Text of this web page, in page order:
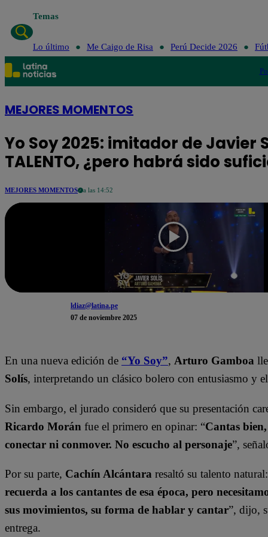
Temas
Lo último Me Caigo de Risa Perú Decide 2026
MEJORES MOMENTOS
Yo Soy 2025: imitador de Javier
TALENTO, ¿pero habrá sido
MEJORES MOMENTOS a las 14:52
ldiaz@latina.pe
07 de noviembre 2025
En una nueva edición de “Yo Soy”, Arturo Gamboa
Solís, interpretando un clásico bolero con entusiasmo y
Sin embargo, el jurado consideró que su presentación
Ricardo Morán fue el primero en opinar: “Cantas
conectar ni conmover. No escucho al personaje”,
Por su parte, Cachín Alcántara resaltó su talento
recuerda a los cantantes de esa época, pero
sus movimientos, su forma de hablar y cantar”, dijo,
entrega.